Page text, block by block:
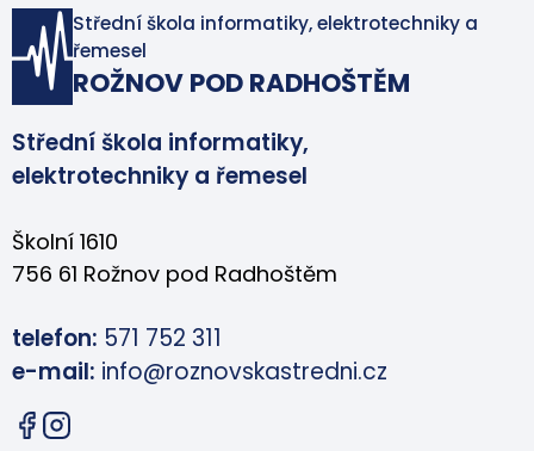
Střední škola informatiky, elektrotechniky a
řemesel
ROŽNOV POD RADHOŠTĚM
Střední škola informatiky,
elektrotechniky a řemesel
Školní 1610
756 61 Rožnov pod Radhoštěm
telefon: 571 752 311
e-mail: info@roznovskastredni.cz